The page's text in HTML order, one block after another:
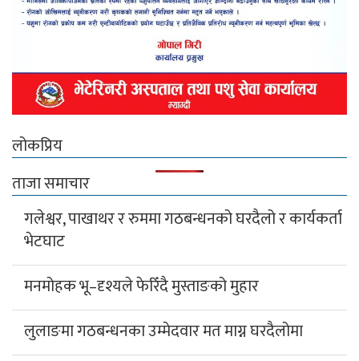
लोकप्रिय
ताजा समाचार
गलेश्वर, पाखाथर र रुममा गठबन्धनको घरदैलो र कार्यकर्ता
भेटघाट
मनमोहक भू–दृश्यले फेरिँदै मुस्ताङको मुहार
लुलाङमा गठबन्धनका उम्मेदवार मत माग्न घरदैलोमा